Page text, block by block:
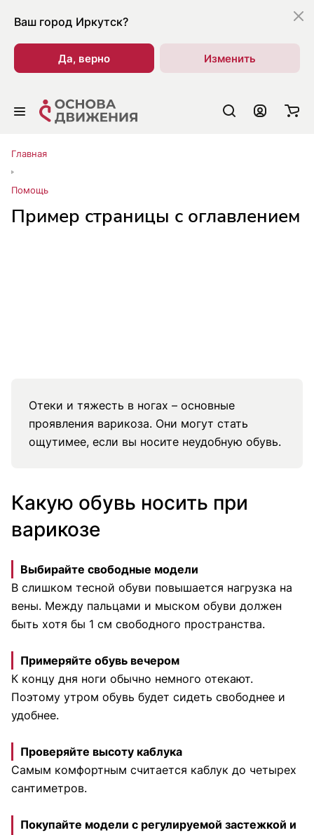
Ваш город Иркутск?
Да, верно Изменить
Главная
Помощь
Пример страницы с оглавлением
Отеки и тяжесть в ногах – основные
проявления варикоза. Они могут стать
ощутимее, если вы носите неудобную обувь.
Какую обувь носить при
варикозе
Выбирайте свободные модели
В слишком тесной обуви повышается нагрузка на
вены. Между пальцами и мыском обуви должен
быть хотя бы 1 см свободного пространства.
Примеряйте обувь вечером
К концу дня ноги обычно немного отекают.
Поэтому утром обувь будет сидеть свободнее и
удобнее.
Проверяйте высоту каблука
Самым комфортным считается каблук до четырех
сантиметров.
Покупайте модели с регулируемой застежкой и